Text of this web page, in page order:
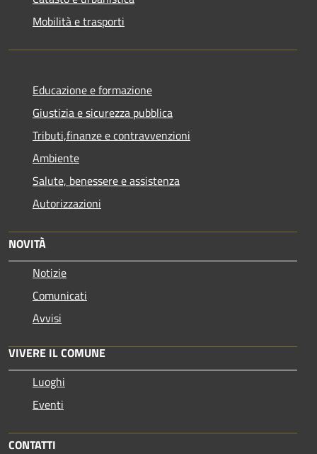
Mobilità e trasporti
Educazione e formazione
Giustizia e sicurezza pubblica
Tributi,finanze e contravvenzioni
Ambiente
Salute, benessere e assistenza
Autorizzazioni
NOVITÀ
Notizie
Comunicati
Avvisi
VIVERE IL COMUNE
Luoghi
Eventi
CONTATTI